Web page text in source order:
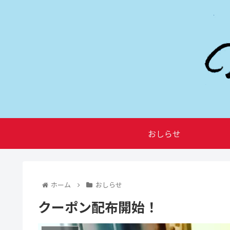
おしらせ
ホーム おしらせ
クーポン配布開始！